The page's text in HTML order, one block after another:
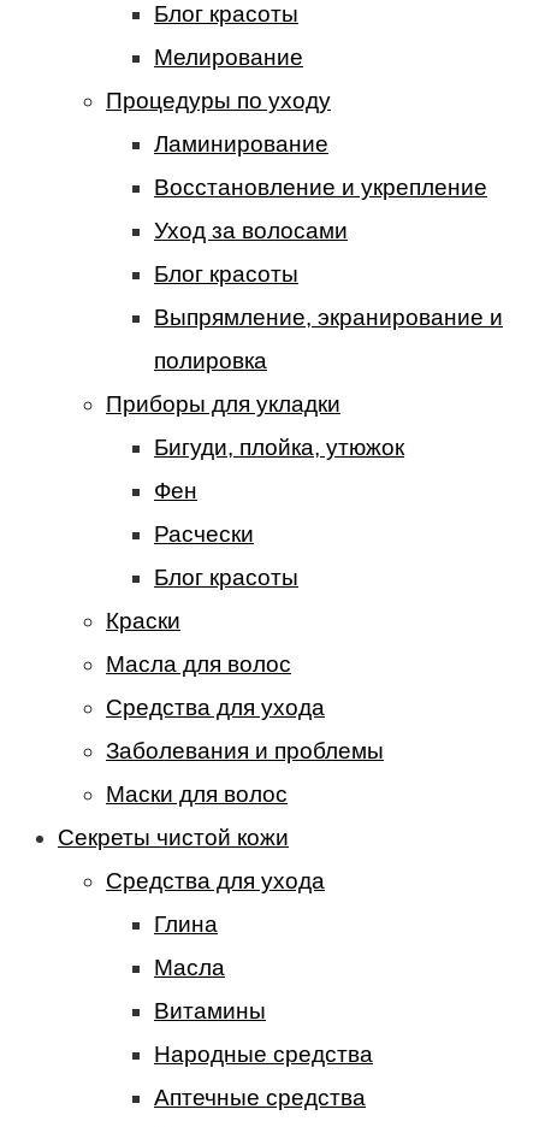
Блог красоты
Мелирование
Процедуры по уходу
Ламинирование
Восстановление и укрепление
Уход за волосами
Блог красоты
Выпрямление, экранирование и
полировка
Приборы для укладки
Бигуди, плойка, утюжок
Фен
Расчески
Блог красоты
Краски
Масла для волос
Средства для ухода
Заболевания и проблемы
Маски для волос
Секреты чистой кожи
Средства для ухода
Глина
Масла
Витамины
Народные средства
Аптечные средства